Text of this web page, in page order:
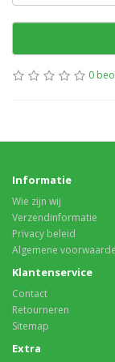
0
Informatie
Wie zijn wij
Verzendinformatie
Privacy beleid
Algemene
Klantenservice
Contact
Retourneren
Sitemap
Extra